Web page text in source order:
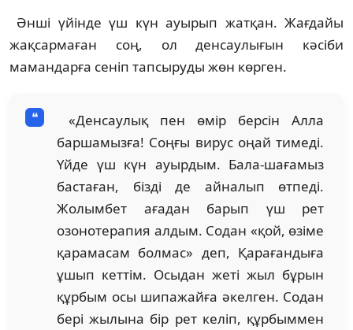
Әнші үйінде үш күн ауырып жатқан. Жағдайы
жақсармаған соң, ол денсаулығын кәсіби
мамандарға сеніп тапсыруды жөн көрген.
«Денсаулық пен өмір берсін Алла
баршамызға! Соңғы вирус оңай тимеді.
Үйде үш күн ауырдым. Бала-шағамыз
бастаған, бізді де айналып өтпеді.
Жолымбет ағадан барып үш рет
озонотерапия алдым. Содан «қой, өзіме
қарамасам болмас» деп, Қарағандыға
ұшып кеттім. Осыдан жеті жыл бұрын
құрбым осы шипажайға әкелген. Содан
бері жылына бір рет келіп, құрбыммен